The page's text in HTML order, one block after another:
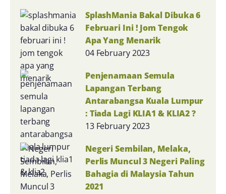
SplashMania Bakal Dibuka 6
Februari Ini ! Jom Tengok
Apa Yang Menarik
04 February 2023
Penjenamaan Semula
Lapangan Terbang
Antarabangsa Kuala Lumpur
: Tiada Lagi KLIA1 & KLIA2 ?
13 February 2023
Negeri Sembilan, Melaka,
Perlis Muncul 3 Negeri Paling
Bahagia di Malaysia Tahun
2021